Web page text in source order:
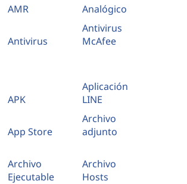
AMR
Analógico
Antivirus
Antivirus
McAfee
APK
Aplicación
LINE
App Store
Archivo
adjunto
Archivo
Ejecutable
Archivo
Hosts